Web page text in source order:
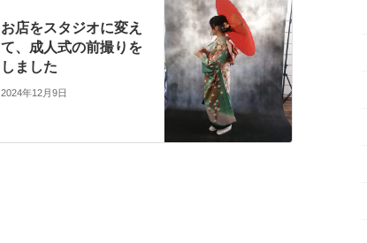
お店をスタジオに変え
て、成人式の前撮りを
しました
2024年12月9日